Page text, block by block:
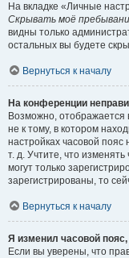
На вкладке «Личные
Скрывать моё
видны только
остальных вы будете
Вернуться к началу
На конференции
Возможно, отображается
не к тому, в котором
настройках часовой пояс
т. д. Учтите, что
могут только
зарегистрированы, то
Вернуться к началу
Я изменил часовой
Если вы уверены, что